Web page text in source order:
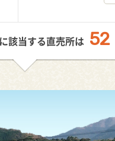
該当する直売所は 52